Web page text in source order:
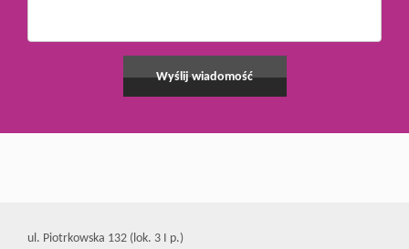
ul. Piotrkowska 132 (lok. 3 I p.)